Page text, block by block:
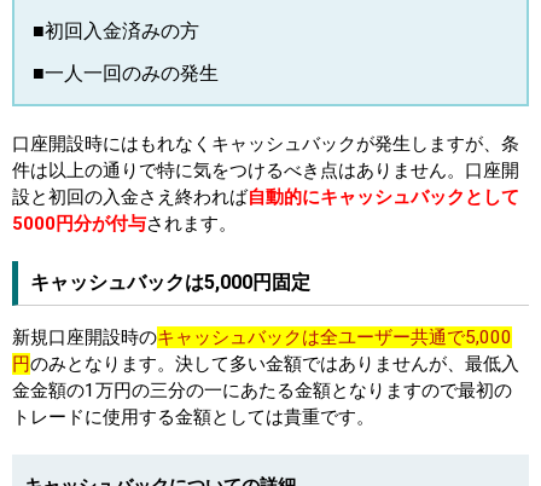
■初回入金済みの方
■一人一回のみの発生
口座開設時にはもれなくキャッシュバックが発生しますが、条
件は以上の通りで特に気をつけるべき点はありません。口座開
設と初回の入金さえ終われば自動的にキャッシュバックとして
5000円分が付与されます。
キャッシュバックは5,000円固定
新規口座開設時のキャッシュバックは全ユーザー共通で5,000
円のみとなります。決して多い金額ではありませんが、最低入
金金額の1万円の三分の一にあたる金額となりますので最初の
トレードに使用する金額としては貴重です。